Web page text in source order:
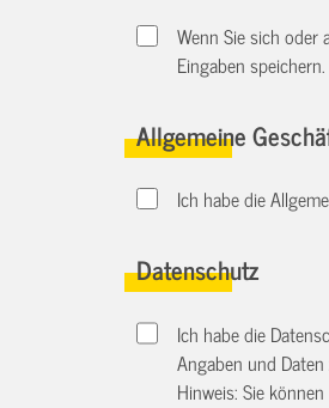
Wenn Sie sich oder
Eingaben
Allgemeine
Ich habe die
Datenschutz
Ich habe die
Angaben und
Hinweis: Sie